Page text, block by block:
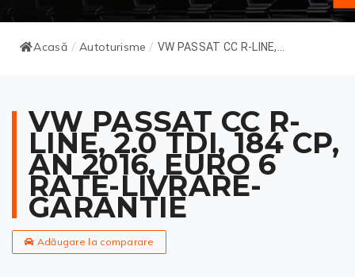
Acasă / Autoturisme / VW PASSAT CC R-LINE,...
VW PASSAT CC R-
LINE, 2.0 TDI, 184 CP,
AN 2016, EURO 6
RATE-LIVRARE-
GARANTIE
Adăugare la comparare